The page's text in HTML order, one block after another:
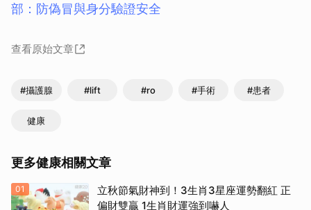
部：防偽冒與身分驗證安全
查看原始文章
#攝護腺 #lift #ro #手術 #患者
健康
更多健康相關文章
01
立秋節氣財神到！3生肖3星座運勢翻紅 正
偏財雙贏 1生肖財運強到嚇人